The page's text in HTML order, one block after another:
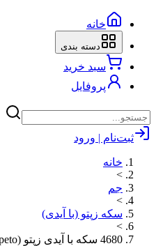
خانه
دسته بندی
سبد خرید
پروفایل
ثبت‌نام | ورود
خانه
>
جم
>
سکه زپتو (با آیدی)
>
4680 سکه با آیدی زپتو (Zepeto)